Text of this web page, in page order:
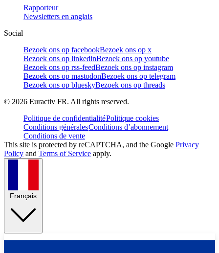
Rapporteur
Newsletters en anglais
Social
Bezoek ons op facebookBezoek ons op x
Bezoek ons op linkedinBezoek ons op youtube
Bezoek ons op rss-feedBezoek ons op instagram
Bezoek ons op mastodonBezoek ons op telegram
Bezoek ons op blueskyBezoek ons op threads
© 2026 Euractiv FR. All rights reserved.
Politique de confidentialitéPolitique cookies
Conditions généralesConditions d’abonnement
Conditions de vente
This site is protected by reCAPTCHA, and the Google Privacy
Policy and Terms of Service apply.
Français